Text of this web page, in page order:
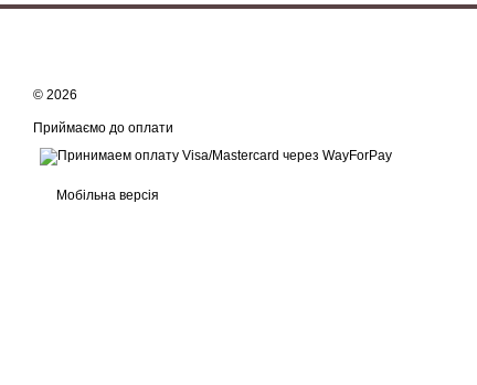
© 2026
Приймаємо до оплати
Мобільна версія